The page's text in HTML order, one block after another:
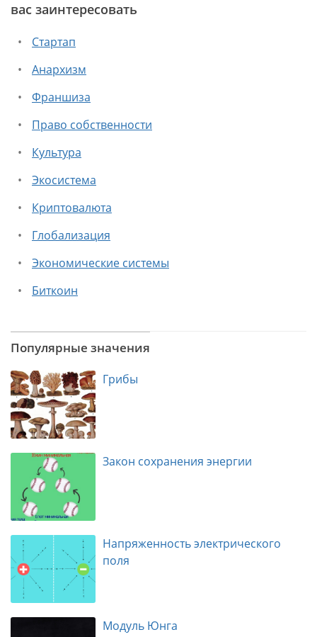
вас заинтересовать
Стартап
Анархизм
Франшиза
Право собственности
Культура
Экосистема
Криптовалюта
Глобализация
Экономические системы
Биткоин
Популярные значения
Грибы
Закон сохранения энергии
Напряженность электрического
поля
Модуль Юнга